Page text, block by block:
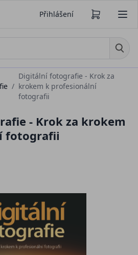
Přihlášení
/
Digitální fotografie - Krok za
krokem k profesionální
fotografii
- Krok za krokem
fotografii